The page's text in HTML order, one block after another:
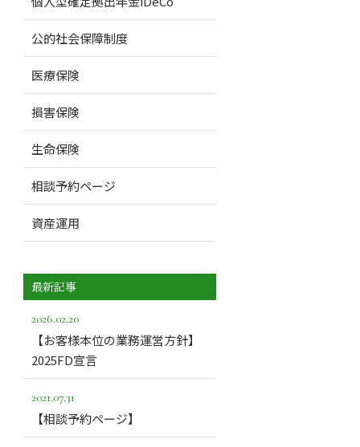
公的社会保障制度
医療保険
損害保険
生命保険
相談予約ページ
資産運用
最新記事
2026.02.20
【お客様本位の業務運営方針】
2025FD宣言
2021.07.31
【相談予約ページ】